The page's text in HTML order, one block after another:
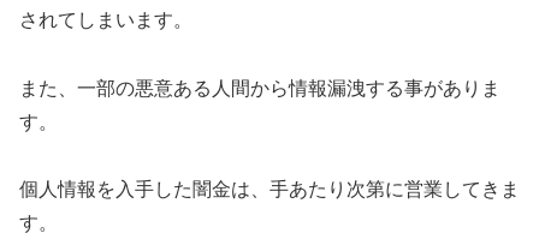
されてしまいます。
また、一部の悪意ある人間から情報漏洩する事がありま
す。
個人情報を入手した闇金は、手あたり次第に営業してきま
す。